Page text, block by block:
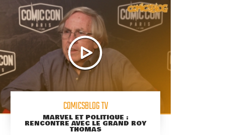
COMICSBLOG TV
MARVEL ET POLITIQUE :
RENCONTRE AVEC LE GRAND ROY
THOMAS